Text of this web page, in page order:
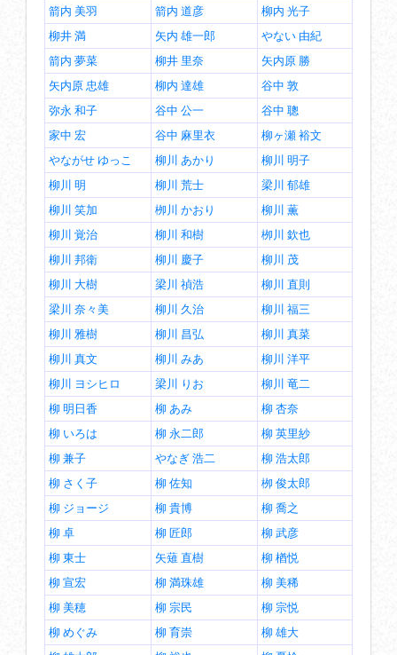
箭内 美羽
箭内 道彦
柳内 光子
柳井 満
矢内 雄一郎
やない 由紀
箭内 夢菜
柳井 里奈
矢内原 勝
矢内原 忠雄
柳内 達雄
谷中 敦
弥永 和子
谷中 公一
谷中 聰
家中 宏
谷中 麻里衣
柳ヶ瀬 裕文
やながせ ゆっこ
柳川 あかり
柳川 明子
柳川 明
柳川 荒士
梁川 郁雄
柳川 笑加
栁川 かおり
柳川 薫
柳川 覚治
柳川 和樹
栁川 欽也
柳川 邦衛
柳川 慶子
柳川 茂
柳川 大樹
梁川 禎浩
柳川 直則
梁川 奈々美
柳川 久治
柳川 福三
柳川 雅樹
柳川 昌弘
柳川 真菜
柳川 真文
柳川 みあ
柳川 洋平
柳川 ヨシヒロ
梁川 りお
柳川 竜二
柳 明日香
柳 あみ
柳 杏奈
柳 いろは
柳 永二郎
柳 英里紗
柳 兼子
やなぎ 浩二
柳 浩太郎
柳 さく子
柳 佐知
栁 俊太郎
柳 ジョージ
柳 貴博
柳 喬之
柳 卓
柳 匠郎
柳 武彦
柳 東士
矢薙 直樹
柳 楢悦
柳 宣宏
柳 満珠雄
柳 美稀
柳 美穂
柳 宗民
柳 宗悦
柳 めぐみ
柳 育崇
柳 雄大